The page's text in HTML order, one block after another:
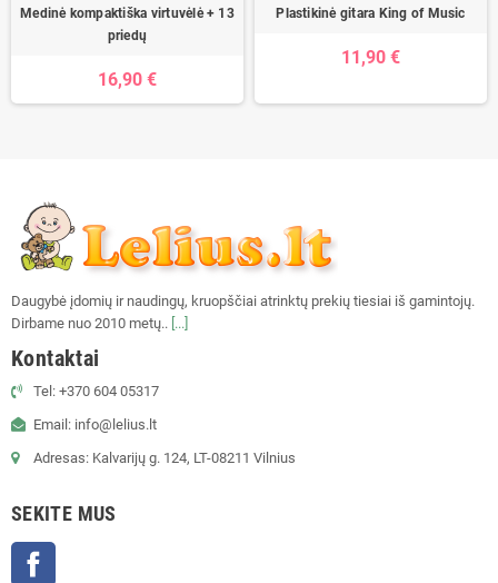
Medinė kompaktiška virtuvėlė + 13
priedų
16,90 €
Plastikinė gitara King of Music
11,90 €
Daugybė įdomių ir naudingų, kruopščiai atrinktų prekių tiesiai iš gamintojų.
Dirbame nuo 2010 metų.. [...]
Kontaktai
Tel: +370 604 05317
Email: info@lelius.lt
Adresas: Kalvarijų g. 124, LT-08211 Vilnius
SEKITE MUS